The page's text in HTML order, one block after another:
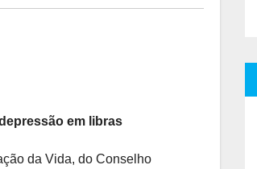
em libras
da Vida, do Conselho